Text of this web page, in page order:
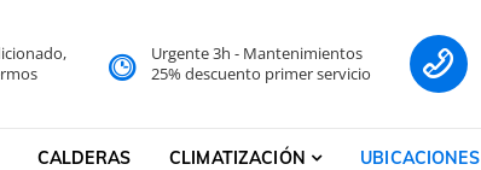
Técnico
CALDERAS CLIMATIZACIÓN UBICACIONES
Urgente 3h - Mantenimientos
25% descuento primer servicio